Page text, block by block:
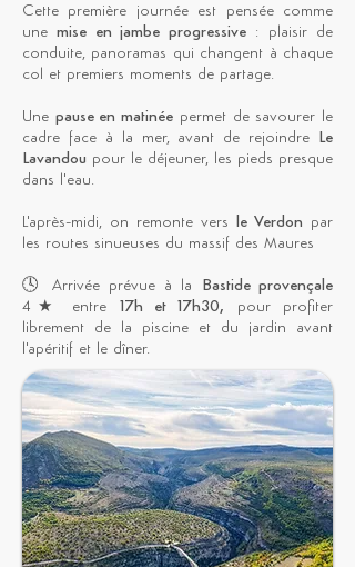
Cette première journée est pensée comme
unemise en jambe progressive: plaisir de
conduite, panoramas qui changent à chaque
col et premiers moments de partage.
Une pause en matinée permet de savourer le
cadre face à la mer, avant de rejoindre
Le
Lavandou pour le déjeuner, les pieds presque
dans l'eau.
L'après-midi, on remonte vers le Verdon par
les routes sinueuses du massif des Maures
🕓 Arrivée prévue à la
Bastide provençale
4★ entre 17h et 17h30, pour profiter
librement de la piscine et du jardin avant
l'apéritif et le dîner.